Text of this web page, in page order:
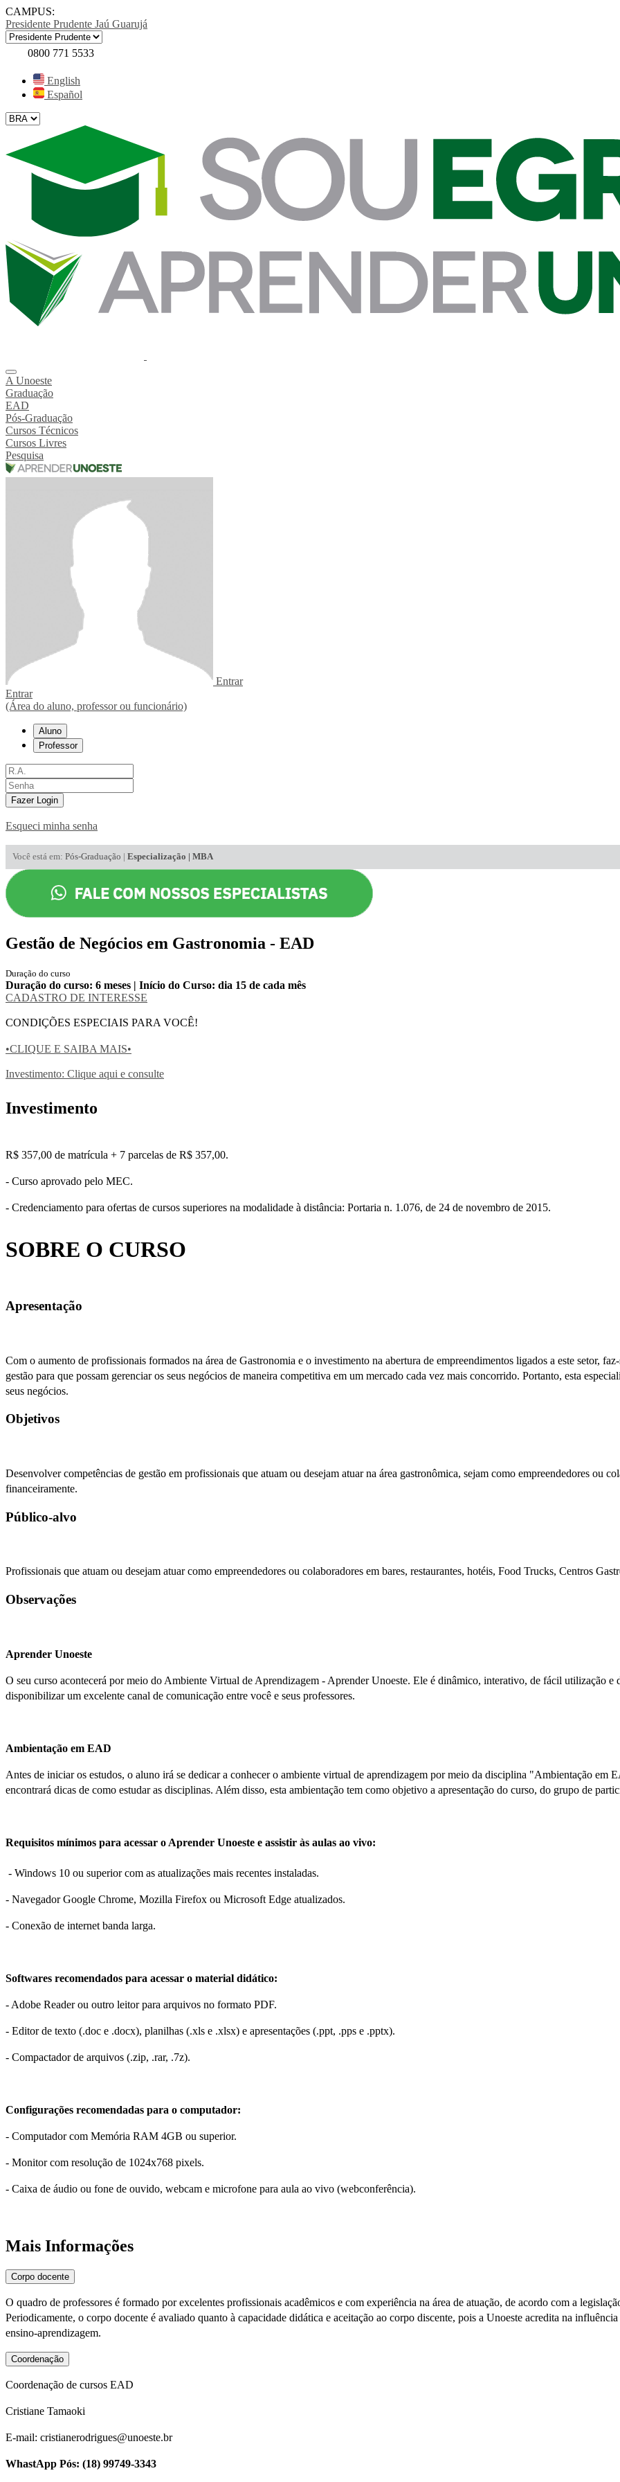
CAMPUS:
Presidente Prudente Jaú Guarujá
0800 771 5533
English
Español
A Unoeste
Graduação
EAD
Pós-Graduação
Cursos Técnicos
Cursos Livres
Pesquisa
Entrar
Entrar
(Área do aluno, professor ou funcionário)
Aluno
Professor
Fazer Login
Esqueci minha senha
Você está em: Pós-Graduação | Especialização | MBA
Gestão de Negócios em Gastronomia - EAD
Duração do curso
Duração do curso: 6 meses | Início do Curso: dia 15 de cada mês
CADASTRO DE INTERESSE
CONDIÇÕES ESPECIAIS PARA VOCÊ!
•CLIQUE E SAIBA MAIS•
Investimento: Clique aqui e consulte
Investimento
R$ 357,00 de matrícula + 7 parcelas de R$ 357,00.
- Curso aprovado pelo MEC.
- Credenciamento para ofertas de cursos superiores na modalidade à distância: Portaria n. 1.076, de 24 de novembro de 2015.
SOBRE O CURSO
Apresentação
Com o aumento de profissionais formados na área de Gastronomia e o investimento na abertura de empreendimentos ligados a este setor,
gestão para que possam gerenciar os seus negócios de maneira competitiva em um mercado cada vez mais concorrido. Portanto, esta
seus negócios.
Objetivos
Desenvolver competências de gestão em profissionais que atuam ou desejam atuar na área gastronômica, sejam como empreendedores ou
financeiramente.
Público-alvo
Profissionais que atuam ou desejam atuar como empreendedores ou colaboradores em bares, restaurantes, hotéis, Food Trucks, Centros
Observações
Aprender Unoeste
O seu curso acontecerá por meio do Ambiente Virtual de Aprendizagem - Aprender Unoeste. Ele é dinâmico, interativo, de fácil utilização
disponibilizar um excelente canal de comunicação entre você e seus professores.
Ambientação em EAD
Antes de iniciar os estudos, o aluno irá se dedicar a conhecer o ambiente virtual de aprendizagem por meio da disciplina "Ambientação em
encontrará dicas de como estudar as disciplinas. Além disso, esta ambientação tem como objetivo a apresentação do curso, do grupo de
Requisitos mínimos para acessar o Aprender Unoeste e assistir às aulas ao vivo:
- Windows 10 ou superior com as atualizações mais recentes instaladas.
- Navegador Google Chrome, Mozilla Firefox ou Microsoft Edge atualizados.
- Conexão de internet banda larga.
Softwares recomendados para acessar o material didático:
- Adobe Reader ou outro leitor para arquivos no formato PDF.
- Editor de texto (.doc e .docx), planilhas (.xls e .xlsx) e apresentações (.ppt, .pps e .pptx).
- Compactador de arquivos (.zip, .rar, .7z).
Configurações recomendadas para o computador:
- Computador com Memória RAM 4GB ou superior.
- Monitor com resolução de 1024x768 pixels.
- Caixa de áudio ou fone de ouvido, webcam e microfone para aula ao vivo (webconferência).
Mais Informações
Corpo docente
O quadro de professores é formado por excelentes profissionais acadêmicos e com experiência na área de atuação, de acordo com a
Periodicamente, o corpo docente é avaliado quanto à capacidade didática e aceitação ao corpo discente, pois a Unoeste acredita na
ensino-aprendizagem.
Coordenação
Coordenação de cursos EAD
Cristiane Tamaoki
E-mail: cristianerodrigues@unoeste.br
WhastApp Pós: (18) 99749-3343